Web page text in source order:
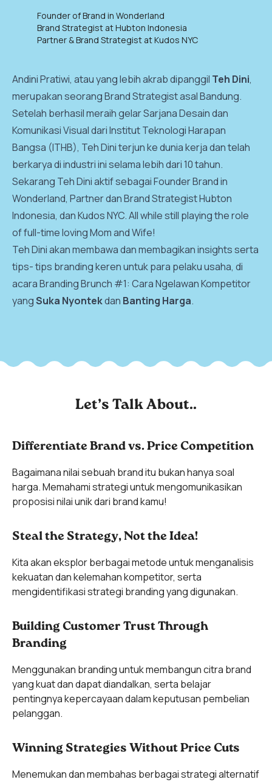
Founder of Brand in Wonderland
Brand Strategist at Hubton Indonesia
Partner & Brand Strategist at Kudos NYC
Andini Pratiwi, atau yang lebih akrab dipanggil Teh Dini,
merupakan seorang Brand Strategist asal Bandung.
Setelah berhasil meraih gelar Sarjana Desain dan
Komunikasi Visual dari Institut Teknologi Harapan
Bangsa (ITHB), Teh Dini terjun ke dunia kerja dan telah
berkarya di industri ini selama lebih dari 10 tahun.
Sekarang Teh Dini aktif sebagai Founder Brand in
Wonderland, Partner dan Brand Strategist Hubton
Indonesia, dan Kudos NYC. All while still playing the role
of full-time loving Mom and Wife!
Teh Dini akan membawa dan membagikan insights serta
tips- tips branding keren untuk para pelaku usaha, di
acara Branding Brunch #1: Cara Ngelawan Kompetitor
yangSuka Nyontekdan Banting Harga.
Let’s Talk About..
Differentiate Brand vs. Price Competition
Bagaimana nilai sebuah brand itu bukan hanya soal
harga. Memahami strategi untuk mengomunikasikan
proposisi nilai unik dari brand kamu!
Steal the Strategy, Not the Idea!
Kita akan eksplor berbagai metode untuk menganalisis
kekuatan dan kelemahan kompetitor, serta
mengidentifikasi strategi branding yang digunakan.
Building Customer Trust Through
Branding
Menggunakan branding untuk membangun citra brand
yang kuat dan dapat diandalkan, serta belajar
pentingnya kepercayaan dalam keputusan pembelian
pelanggan.
Winning Strategies Without Price Cuts
Menemukan dan membahas berbagai strategi alternatif